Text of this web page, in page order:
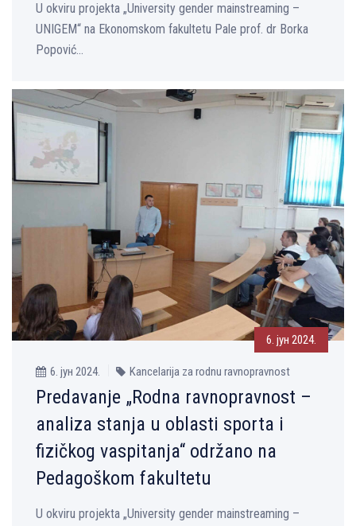
U okviru projekta „University gender mainstreaming –
UNIGEM“ na Ekonomskom fakultetu Pale prof. dr Borka
Popović...
6. јун 2024.
6. јун 2024. Kancelarija za rodnu ravnopravnost
Predavanje „Rodna ravnopravnost –
analiza stanja u oblasti sporta i
fizičkog vaspitanja“ održano na
Pedagoškom fakultetu
U okviru projekta „University gender mainstreaming –